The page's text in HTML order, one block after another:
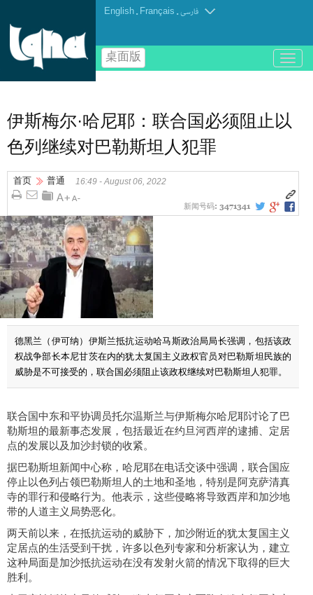
English . Français .فارسی
桌面版
باز
و
منو伊斯梅尔·哈尼耶：联合国必须阻止以
色列继续对巴勒斯坦人犯罪
首页 普通 16:49 - August 06, 2022
新闻号码: 3471341
德黑兰（伊可纳）伊斯兰抵抗运动哈马斯政治局局长强调，包括该政
权战争部长本尼甘茨在内的犹太复国主义政权官员对巴勒斯坦民族的
威胁是不可接受的，联合国必须阻止该政权继续对巴勒斯坦人犯罪。
联合国中东和平协调员托尔温斯兰与伊斯梅尔哈尼耶讨论了巴
勒斯坦的最新事态发展，包括最近在约旦河西岸的逮捕、定居
点的发展以及加沙封锁的收紧。
据巴勒斯坦新闻中心称，哈尼耶在电话交谈中强调，联合国应
停止以色列占领巴勒斯坦人的土地和圣地，特别是阿克萨清真
寺的罪行和侵略行为。他表示，这些侵略将导致西岸和加沙地
带的人道主义局势恶化。
两天前以来，在抵抗运动的威胁下，加沙附近的犹太复国主义
定居点的生活受到干扰，许多以色列专家和分析家认为，建立
这种局面是加沙抵抗运动在没有发射火箭的情况下取得的巨大
胜利。